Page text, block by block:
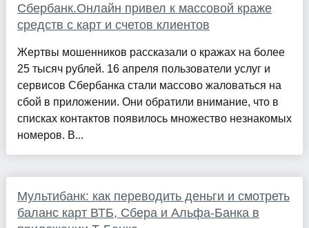
Сбербанк.Онлайн привел к массовой краже
средств с карт и счетов клиентов
Жертвы мошенников рассказали о кражах на более
25 тысяч рублей. 16 апреля пользователи услуг и
сервисов Сбербанка стали массово жаловаться на
сбой в приложении. Они обратили внимание, что в
списках контактов появилось множество незнакомых
номеров. В...
Мультибанк: как переводить деньги и смотреть
баланс карт ВТБ, Сбера и Альфа-Банка в